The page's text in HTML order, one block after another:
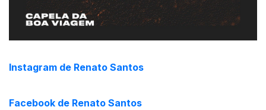
Instagram de Renato Santos
Facebook de Renato Santos